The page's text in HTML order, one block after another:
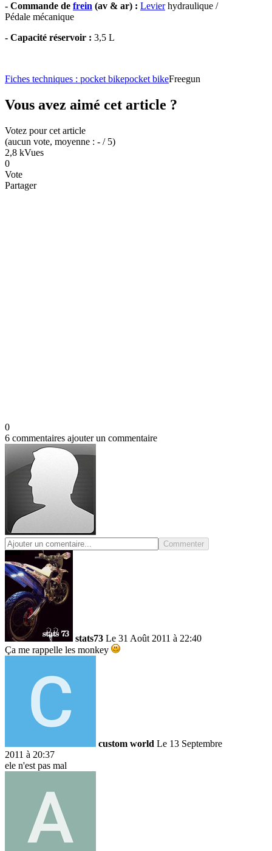
- Commande de frein (av & ar) : Levierhydraulique /
Pédale mécanique
- Capacité réservoir : 3,5 L
Fiches techniques : pocket bikepocket bikeFreegun
Vous avez aimé cet article ?
Votez pour cet article
(aucun vote, moyenne : - / 5)
2,8 kVues
0
Vote
Partager
0
6 commentaires ajouter un commentaire
Commenter
stats73 Le 31 Août 2011 à 22:40
Ça me rappelle les monkey
custom world Le 13 Septembre
2011 à 20:37
ele n'est pas mal